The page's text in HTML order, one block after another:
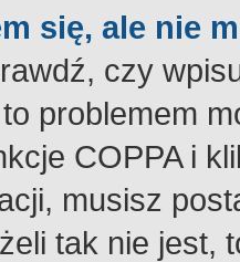
się, ale nie
czy
problemem
COPPA i
musisz
tak nie jest,